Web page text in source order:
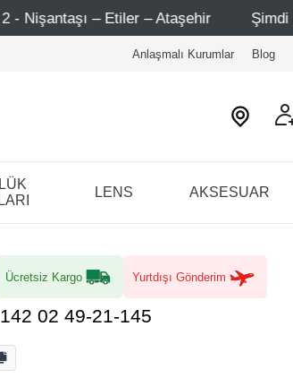
Ataşehir Şimdi Üye ol ! 5000 TL
Anlaşmalı Kurumlar Blog
LENS AKSESUAR
Ücretsiz Kargo Yurtdışı Gönderim
02 49-21-145